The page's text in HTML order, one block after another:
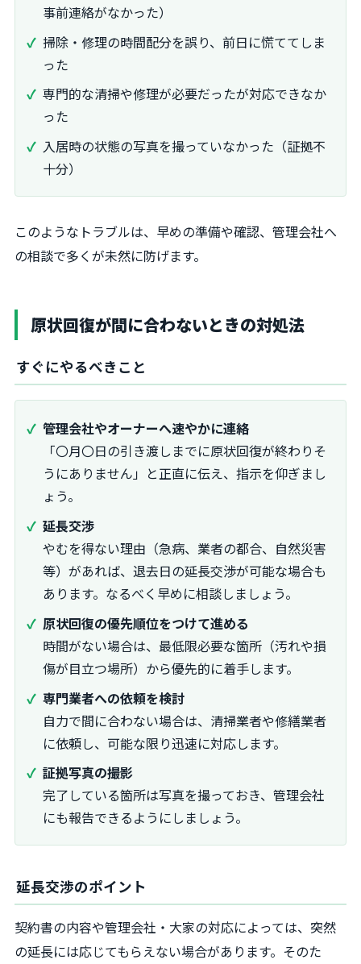
事前連絡がなかった）
掃除・修理の時間配分を誤り、前日に慌ててしま
った
専門的な清掃や修理が必要だったが対応できなか
った
入居時の状態の写真を撮っていなかった（証拠不
十分）
このようなトラブルは、早めの準備や確認、管理会社へ
の相談で多くが未然に防げます。
原状回復が間に合わないときの対処法
すぐにやるべきこと
管理会社やオーナーへ速やかに連絡
「〇月〇日の引き渡しまでに原状回復が終わりそ
うにありません」と正直に伝え、指示を仰ぎまし
ょう。
延長交渉
やむを得ない理由（急病、業者の都合、自然災害
等）があれば、退去日の延長交渉が可能な場合も
あります。なるべく早めに相談しましょう。
原状回復の優先順位をつけて進める
時間がない場合は、最低限必要な箇所（汚れや損
傷が目立つ場所）から優先的に着手します。
専門業者への依頼を検討
自力で間に合わない場合は、清掃業者や修繕業者
に依頼し、可能な限り迅速に対応します。
証拠写真の撮影
完了している箇所は写真を撮っておき、管理会社
にも報告できるようにしましょう。
延長交渉のポイント
契約書の内容や管理会社・大家の対応によっては、突然
の延長には応じてもらえない場合があります。そのた